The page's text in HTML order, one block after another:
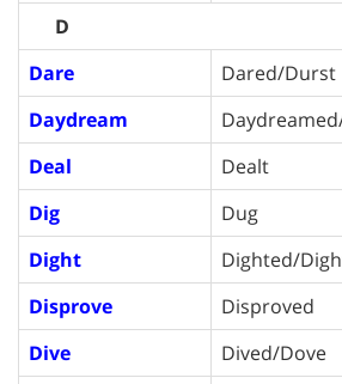
D
Dare
Dared/Durst
Daydream
Deal
Dealt
Dig
Dug
Dight
Dighted/
Disprove
Disproved
Dive
Dived/Dove